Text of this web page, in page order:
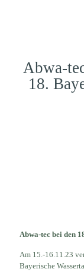
Abwa-
18.
Abwa-tec bei den
Am 15.-16.11.23
Bayerische